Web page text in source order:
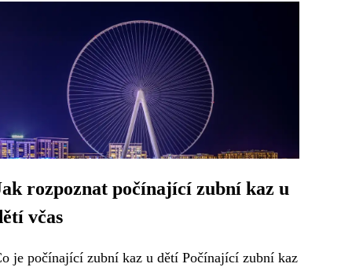
rozpoznat počínající zubní kaz u
včas
je počínající zubní kaz u dětí Počínající zubní kaz